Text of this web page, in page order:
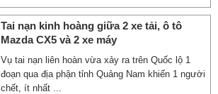
Tai nạn kinh hoàng giữa 2 xe tải, ô tô
Mazda CX5 và 2 xe máy
Vụ tai nạn liên hoàn vừa xảy ra trên Quốc lộ 1
đoạn qua địa phận tỉnh Quảng Nam khiến 1 người
chết, ít nhất ...